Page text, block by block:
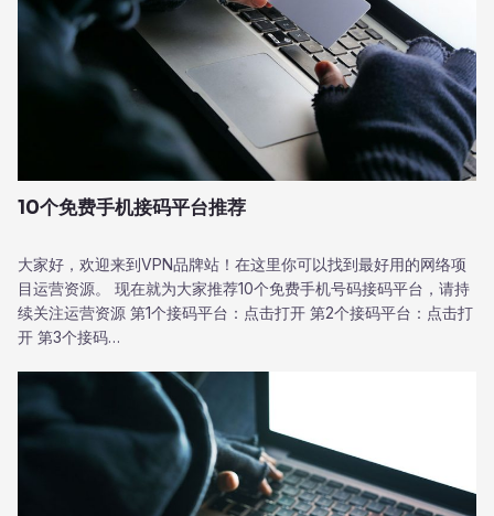
10个免费手机接码平台推荐
大家好，欢迎来到VPN品牌站！在这里你可以找到最好用的网络项
目运营资源。 现在就为大家推荐10个免费手机号码接码平台，请持
续关注运营资源 第1个接码平台：点击打开 第2个接码平台：点击打
开 第3个接码…